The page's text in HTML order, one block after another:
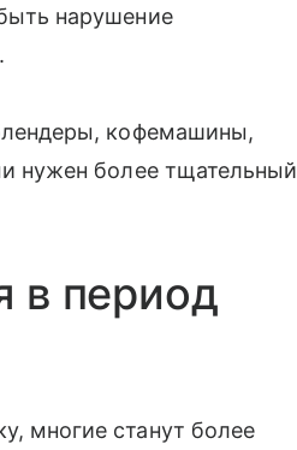
нарушение
кофемашины,
нужен более тщательный
в период
многие станут более